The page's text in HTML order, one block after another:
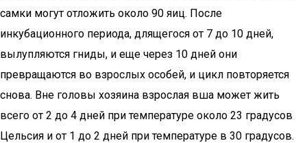
самки могут отложить около 90 яиц. После
инкубационного периода, длящегося от 7 до 10 дней,
вылупляются гниды, и еще через 10 дней они
превращаются во взрослых особей, и цикл повторяется
снова. Вне головы хозяина взрослая вша может жить
всего от 2 до 4 дней при температуре около 23 градусов
Цельсия и от 1 до 2 дней при температуре в 30 градусов.